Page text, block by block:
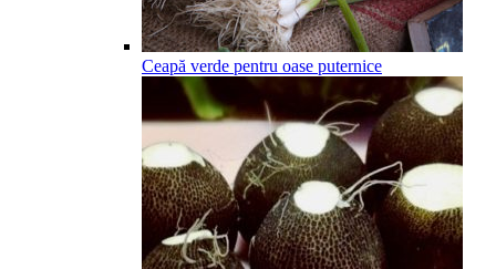
Ceapă verde pentru oase puternice